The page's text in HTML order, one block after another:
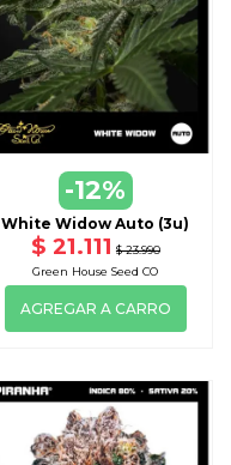
-12%
White Widow Auto (3u)
$ 21.111 $ 23.990
Green House Seed CO
AGREGAR A CARRO